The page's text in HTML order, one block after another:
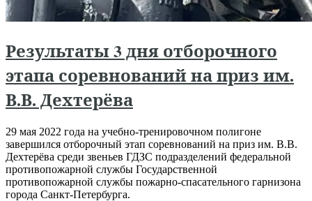
Результаты 3 дня отборочного
этапа соревнований на приз им.
В.В. Дехтерёва
29 мая 2022 года на учебно-тренировочном полигоне
завершился отборочный этап соревнований на приз им. В.В.
Дехтерёва среди звеньев ГДЗС подразделений федеральной
противопожарной службы Государственной
противопожарной службы пожарно-спасательного гарнизона
города Санкт-Петербурга.